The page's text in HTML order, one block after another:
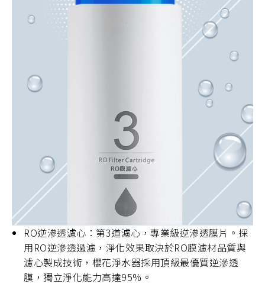
RO逆滲透濾心：第3道濾心，專業級逆滲透膜片。採
用RO逆滲透過濾，淨化效果取決於RO膜濾材品質與
濾心製成技術，櫻花淨水器採用頂級最優質逆滲透
膜，獨立淨化能力高達95%。